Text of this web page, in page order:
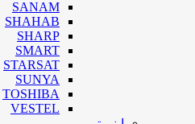
SANAM
SHAHAB
SHARP
SMART
STARSAT
SUNYA
TOSHIBA
VESTEL